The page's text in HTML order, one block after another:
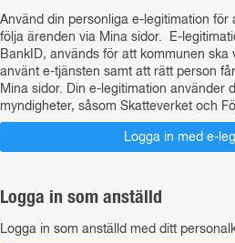
Använd din personliga e-legitimation för
följa ärenden via Mina sidor. E-
BankID, används för att kommunen
använt e-tjänsten samt att rätt person
Mina sidor. Din e-legitimation använder
myndigheter, såsom Skatteverket och
Logga in som anställd
Logga in som anställd med ditt